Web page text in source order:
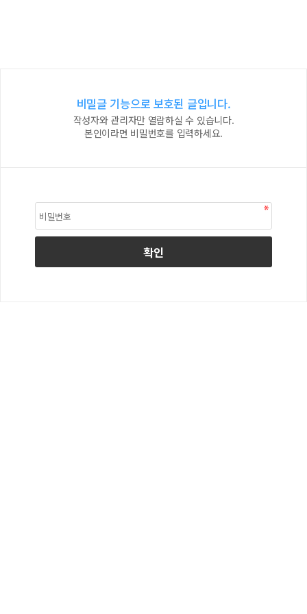
비밀글 기능으로 보호된 글입니다.
작성자와 관리자만 열람하실 수 있습니다.
본인이라면 비밀번호를 입력하세요.